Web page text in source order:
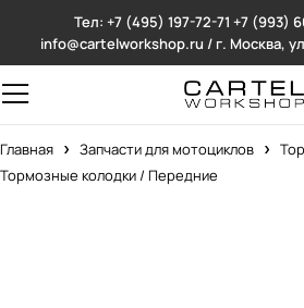
Тел: +7 (495) 197-72-71 +7 (993)
info@cartelworkshop.ru / г. Москва,
Главная Запчасти для мотоциклов
Тормозные колодки / Передние